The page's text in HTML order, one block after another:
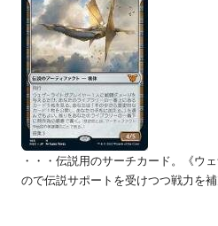
・・・伝説用のサーチカード。《ウ
ので伝説サポートを受けつつ戦力を